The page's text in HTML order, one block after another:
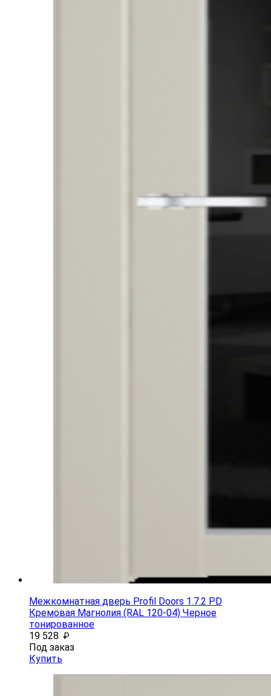
Межкомнатная дверь Profil Doors 1.7.2 PD
Кремовая Магнолия (RAL 120-04) Черное
тонированное
19 528 ₽
Под заказ
Купить